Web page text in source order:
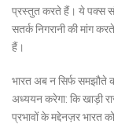
प्रस्तुत करते हैं। ये पक्स
सतर्क निगरानी की मांग
हैं।
भारत अब न सिर्फ समझौते
अध्ययन करेगा: कि खाड़ी
प्रभावों के मद्देनज़र भारत